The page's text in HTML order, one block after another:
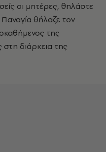
οι μητέρες, θηλάστε
θήλαζε τον
της
διάρκεια της